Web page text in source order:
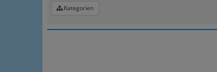
Kategorien